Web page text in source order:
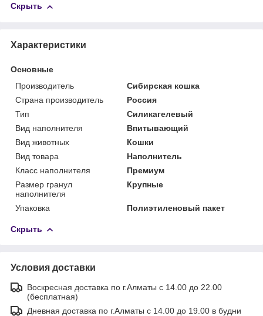
Скрыть
Характеристики
Основные
Производитель
Сибирская кошка
Страна производитель
Россия
Тип
Силикагелевый
Вид наполнителя
Впитывающий
Вид животных
Кошки
Вид товара
Наполнитель
Класс наполнителя
Премиум
Размер гранул
наполнителя
Крупные
Упаковка Полиэтиленовый пакет
Скрыть
Условия доставки
Воскресная доставка по г.Алматы с 14.00 до 22.00
(бесплатная)
Дневная доставка по г.Алматы с 14.00 до 19.00 в будни